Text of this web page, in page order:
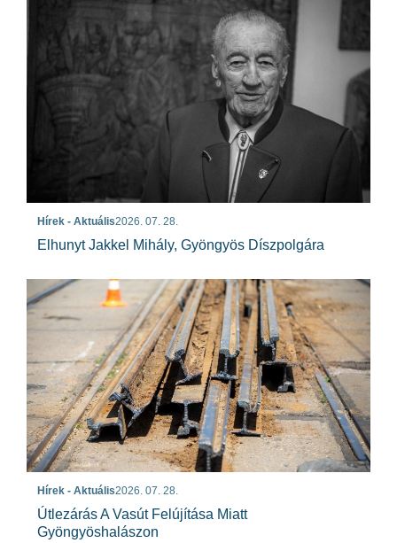
Hírek - Aktuális2026. 07. 28.
Elhunyt Jakkel Mihály, Gyöngyös Díszpolgára
Hírek - Aktuális2026. 07. 28.
Útlezárás A Vasút Felújítása Miatt
Gyöngyöshalászon